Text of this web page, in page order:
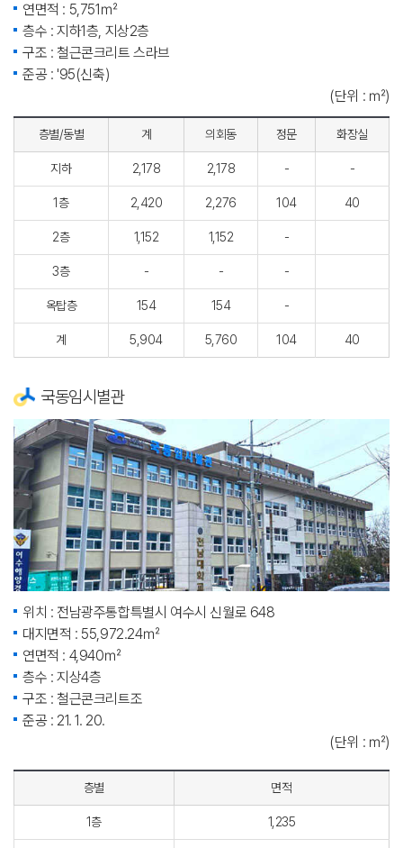
연면적 : 5,751㎡
층수 : 지하1층, 지상2층
구조 : 철근콘크리트 스라브
준공 : '95(신축)
(단위 : ㎡)
층별/동별 계 의회동 정문 화장실
지하 2,178 2,178 - -
1층 2,420 2,276 104 40
2층 1,152 1,152 -
3층 - - -
옥탑층 154 154 -
계 5,904 5,760 104 40
국동임시별관
위치 : 전남광주통합특별시 여수시 신월로 648
대지면적 : 55,972.24㎡
연면적 : 4,940㎡
층수 : 지상4층
구조 : 철근콘크리트조
준공 : 21. 1. 20.
(단위 : ㎡)
층별 면적
1층 1,235